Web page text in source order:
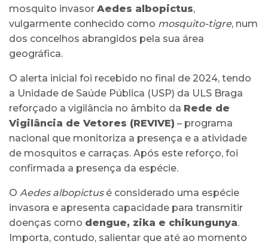
mosquito invasor Aedes albopictus,
vulgarmente conhecido como mosquito-tigre, num
dos concelhos abrangidos pela sua área
geográfica.
O alerta inicial foi recebido no final de 2024, tendo
a Unidade de Saúde Pública (USP) da ULS Braga
reforçado a vigilância no âmbito da Rede de
Vigilância de Vetores (REVIVE) – programa
nacional que monitoriza a presença e a atividade
de mosquitos e carraças. Após este reforço, foi
confirmada a presença da espécie.
O Aedes albopictusé considerado uma espécie
invasora e apresenta capacidade para transmitir
doenças como dengue, zika e chikungunya.
Importa, contudo, salientar que até ao momento